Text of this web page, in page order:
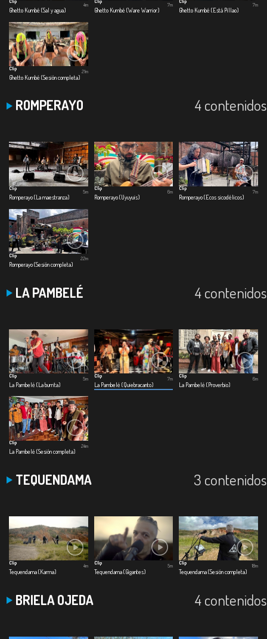
Clip
Ghetto Kumbé (Sal y agua)
4m
Clip
Ghetto Kumbé (Ware Warrior)
7m
Clip
Ghetto Kumbé (Está Pillao)
7m
Clip
Ghetto Kumbé (Sesión completa)
21m
ROMPERAYO 4 contenidos
Clip
Romperayo (La maestranza)
5m
Clip
Romperayo (Uyuyuis)
6m
Clip
Romperayo (Ecos sicodélicos)
7m
Clip
Romperayo (Sesión completa)
22m
LA PAMBELÉ 4 contenidos
Clip
La Pambelé (La burrita)
5m
Clip
La Pambelé (Quiebracanto)
7m
Clip
La Pambelé (Proverbio)
6m
Clip
La Pambelé (Sesión completa)
24m
TEQUENDAMA 3 contenidos
Clip
Tequendama (Karma)
4m
Clip
Tequendama (Gigantes)
5m
Clip
Tequendama (Sesión completa)
18m
BRIELA OJEDA 4 contenidos